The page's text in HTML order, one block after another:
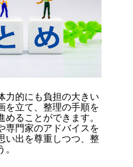
力的にも負担の大きい
を立て、整理の手順を
ることができます。
専門家のアドバイスを
い出を尊重しつつ、整